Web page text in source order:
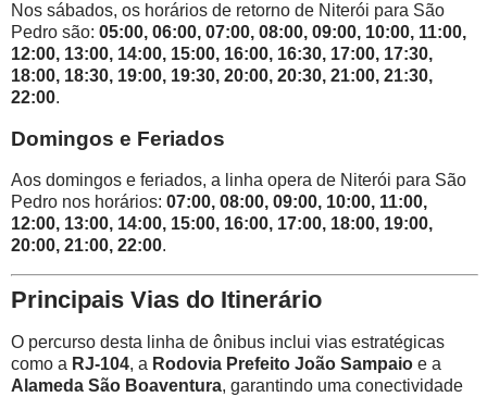
Nos sábados, os horários de retorno de Niterói para São
Pedro são: 05:00, 06:00, 07:00, 08:00, 09:00, 10:00, 11:00,
12:00, 13:00, 14:00, 15:00, 16:00, 16:30, 17:00, 17:30,
18:00, 18:30, 19:00, 19:30, 20:00, 20:30, 21:00, 21:30,
22:00.
Domingos e Feriados
Aos domingos e feriados, a linha opera de Niterói para São
Pedro nos horários: 07:00, 08:00, 09:00, 10:00, 11:00,
12:00, 13:00, 14:00, 15:00, 16:00, 17:00, 18:00, 19:00,
20:00, 21:00, 22:00.
Principais Vias do Itinerário
O percurso desta linha de ônibus inclui vias estratégicas
como a RJ-104, a Rodovia Prefeito João Sampaio e a
Alameda São Boaventura, garantindo uma conectividade